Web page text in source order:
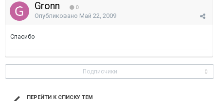
Gronn 0
Опубликовано Май 22, 2009
Спасибо
Подписчики 0
ПЕРЕЙТИ К СПИСКУ ТЕМ